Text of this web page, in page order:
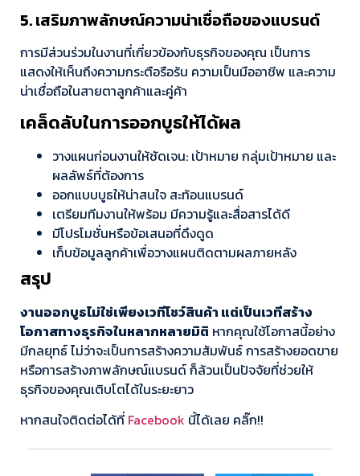
5. เสริมภาพลักษณ์ความน่าเชื่อถือของแบรนด์
การมีส่วนร่วมในงานที่เกี่ยวข้องกับธุรกิจของคุณ เป็นการ
แสดงให้เห็นถึงความกระตือรือร้น ความเป็นมืออาชีพ และความ
น่าเชื่อถือในสายตาลูกค้าและคู่ค้า
เคล็ดลับในการออกบูธให้ได้ผล
วางแผนก่อนงานให้ชัดเจน: เป้าหมาย กลุ่มเป้าหมาย และ
ผลลัพธ์ที่ต้องการ
ออกแบบบูธให้น่าสนใจ สะท้อนแบรนด์
เตรียมทีมงานให้พร้อม มีความรู้และสื่อสารได้ดี
มีโปรโมชั่นหรือข้อเสนอที่ดึงดูด
เก็บข้อมูลลูกค้าเพื่อวางแผนติดตามผลภายหลัง
สรุป
งานออกบูธไม่ใช่เพียงเวทีโชว์สินค้า แต่เป็นเวทีสร้าง
โอกาสทางธุรกิจในหลากหลายมิติ หากคุณใช้โอกาสนี้อย่าง
มีกลยุทธ์ ไม่ว่าจะเป็นการสร้างความสัมพันธ์ การสร้างยอดขาย
หรือการสร้างภาพลักษณ์แบรนด์ ก็ล้วนเป็นปัจจัยที่ช่วยให้
ธุรกิจของคุณเติบโตได้ในระยะยาว
หากสนใจติดต่อได้ที่ Facebook นี้ได้เลย คลิ๊ก!!